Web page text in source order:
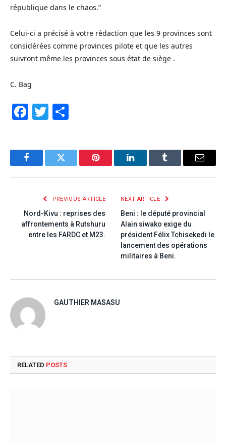
république dans le chaos.”
Celui-ci a précisé à votre rédaction que les 9 provinces sont
considérées comme provinces pilote et que les autres
suivront même les provinces sous état de siège .
C. Bag
Facebook
Twitter
FacebookTwitter Pinterest LinkedInTumblr Email
PREVIOUS ARTICLE
Nord-Kivu : reprises des
affrontements à Rutshuru
entre les FARDC et M23.
NEXT ARTICLE
Beni : le député provincial
Alain siwako exige du
président Félix Tchisekedi le
lancement des opérations
militaires à Beni.
GAUTHIER MASASU
RELATED POSTS